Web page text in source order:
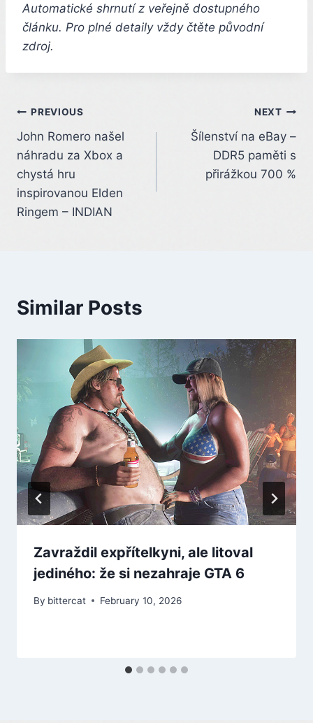
Automatické shrnutí z veřejně dostupného
článku. Pro plné detaily vždy čtěte původní
zdroj.
Post
navigation
PREVIOUS
John Romero našel
náhradu za Xbox a
chystá hru
inspirovanou Elden
Ringem – INDIAN
NEXT
Šílenství na eBay –
DDR5 paměti s
přirážkou 700 %
Similar Posts
Zavraždil expřítelkyni, ale litoval
jediného: že si nezahraje GTA 6
By bittercat February 10, 2026